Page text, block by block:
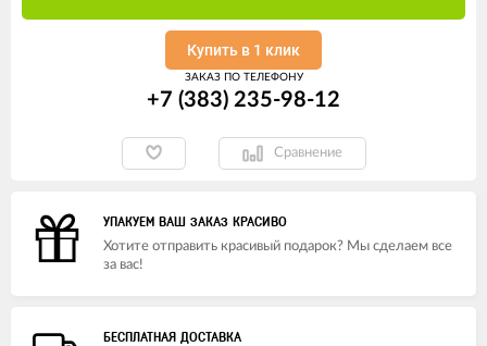
Купить в 1 клик
ЗАКАЗ ПО ТЕЛЕФОНУ
+7 (383) 235-98-12
Сравнение
УПАКУЕМ ВАШ ЗАКАЗ КРАСИВО
Хотите отправить красивый подарок? Мы сделаем все
за вас!
БЕСПЛАТНАЯ ДОСТАВКА